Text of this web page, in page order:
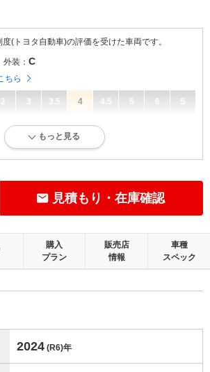
(トヨタ自動車)の評価を受けた車両です。
外装： C
ちら
2 3 3.5 4 4.5 5 6 S
、全体的に良好な状態です。
なく、全体的に良好な状態です。
この中古車の「車両品質評価書」を見る
もっと見る
見積もり・在庫確認
購入
プラン
販売店
情報
車種
スペック
2024 (R6)年